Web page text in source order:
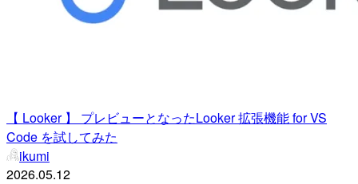
【 Looker 】 プレビューとなったLooker 拡張機能 for VS
Code を試してみた
ikumi
2026.05.12